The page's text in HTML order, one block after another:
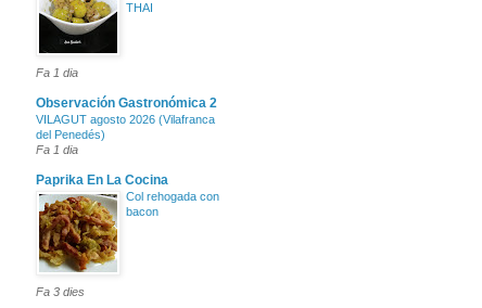
THAI
Fa 1 dia
Observación Gastronómica 2
VILAGUT agosto 2026 (Vilafranca
del Penedés)
Fa 1 dia
Paprika En La Cocina
Col rehogada con
bacon
Fa 3 dies